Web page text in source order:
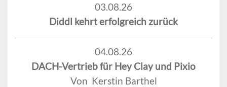
03.08.26
Diddl kehrt erfolgreich zurück
04.08.26
DACH-Vertrieb für Hey Clay und Pixio
Von Kerstin Barthel